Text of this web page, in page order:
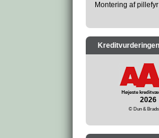
Montering af pillefyr
Kreditvurderingen
Højeste
2026
© Dun &